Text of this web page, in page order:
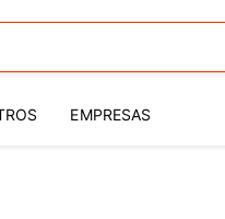
EMPRESAS